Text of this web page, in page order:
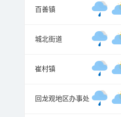
百善镇
城北街道
崔村镇
回龙观地区办事处